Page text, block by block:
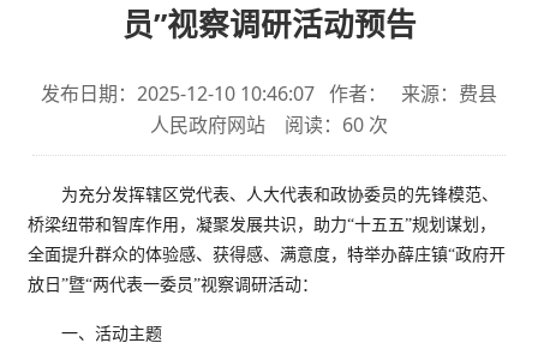
员”视察调研活动预告
发布日期：2025-12-10 10:46:07 作者： 来源：费县
人民政府网站 阅读： 60 次
为充分发挥辖区党代表、人大代表和政协委员的先锋模范、
桥梁纽带和智库作用，凝聚发展共识，助力“十五五”规划谋划，
全面提升群众的体验感、获得感、满意度，特举办薛庄镇“政府开
放日”暨“两代表一委员”视察调研活动：
一、活动主题